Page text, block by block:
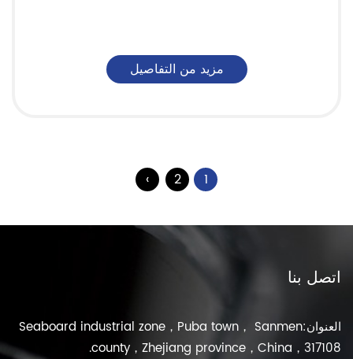
مزيد من التفاصيل
1
2
›
اتصل بنا
العنوان:Seaboard industrial zone，Puba town， Sanmen
county，Zhejiang province，China，317108.